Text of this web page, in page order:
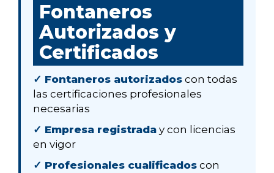
Fontaneros
Autorizados y
Certificados
✓ Fontaneros autorizados con todas
las certificaciones profesionales
necesarias
✓ Empresa registrada y con licencias
en vigor
✓ Profesionales cualificados con